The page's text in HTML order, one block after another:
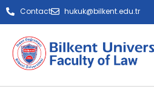
Contact hukuk@bilkent.edu.tr